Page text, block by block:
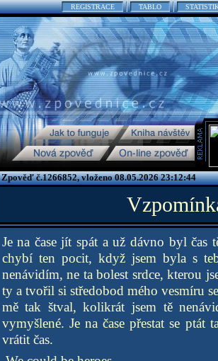
REGISTRACE TABLO
Zpověď č.1266852, vloženo 08.05.2026 23:12:44
Je na čase jít spát a už dávno byl
chybí ten pocit, když jsem byla s
nenávidím, ne ta bolest srdce, kterou
ty a tvořil si středobod mého vesmíru
mě tak štval, kolikrát jsem tě
vymyšlené. Je na čase přestat se
vrátit čas.